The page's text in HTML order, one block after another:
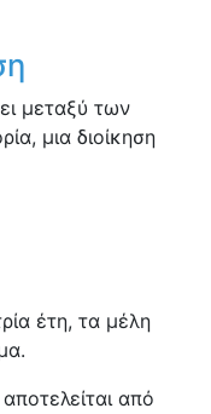
μεταξύ των
μια διοίκηση
έτη, τα μέλη
από